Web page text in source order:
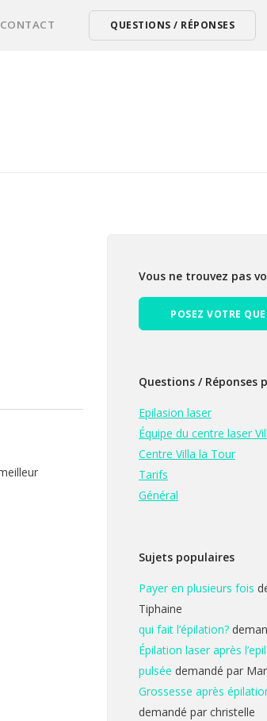
CONTACT QUESTIONS / RÉPONSES
Vous ne trouvez pas
POSEZ VOTRE
Questions / Réponses
Epilasion laser
Équipe du centre laser
Centre Villa la Tour
Tarifs
Général
Sujets populaires
Payer en plusieurs fois
Tiphaine
qui fait l’épilation?
Épilation laser après
pulsée demandé par
Grossesse après
demandé par christelle